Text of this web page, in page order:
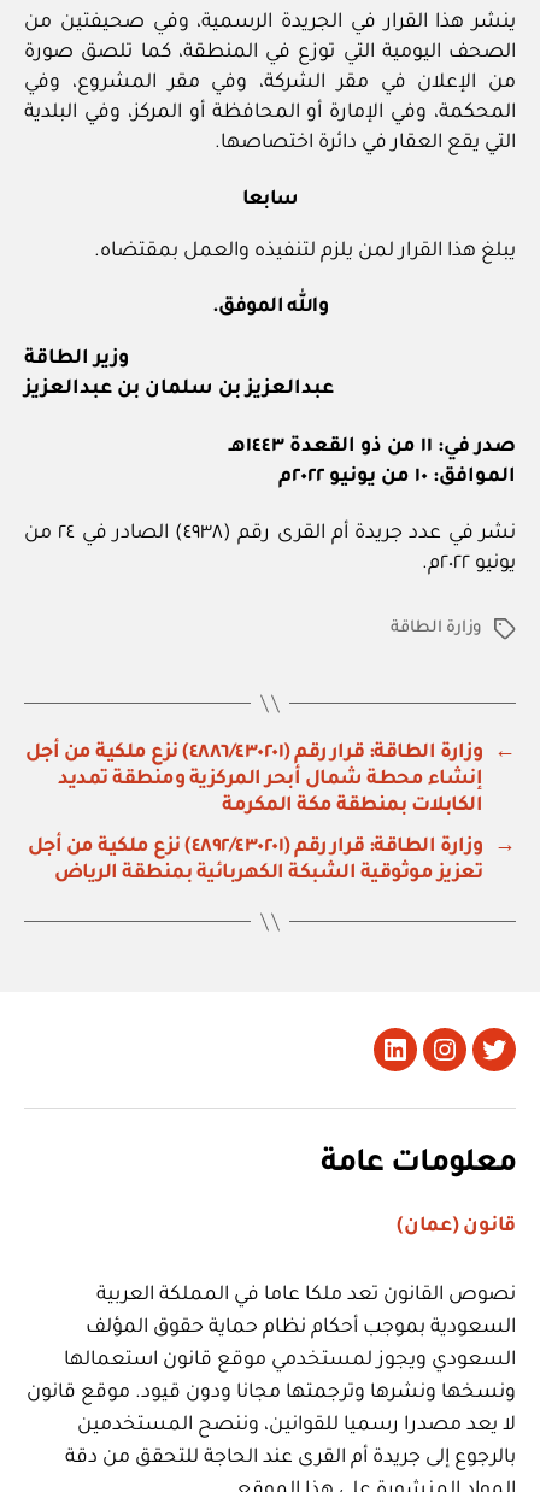
ينشر هذا القرار في الجريدة الرسمية، وفي صحيفتين من
الصحف اليومية التي توزع في المنطقة، كما تلصق صورة
من الإعلان في مقر الشركة، وفي مقر المشروع، وفي
المحكمة، وفي الإمارة أو المحافظة أو المركز، وفي البلدية
التي يقع العقار في دائرة اختصاصها.
سابعا
يبلغ هذا القرار لمن يلزم لتنفيذه والعمل بمقتضاه.
والله الموفق.
وزير الطاقة
عبدالعزيز بن سلمان بن عبدالعزيز
صدر في: ١١ من ذو القعدة ١٤٤٣هـ
الموافق: ١٠ من يونيو ٢٠٢٢م
نشر في عدد جريدة أم القرى رقم (٤٩٣٨) الصادر في ٢٤ من
يونيو ٢٠٢٢م.
الوسوموزارة الطاقة
←
وزارة الطاقة: قرار رقم (٤٨٨٦/٤٣٠٢٠١) نزع ملكية من أجل
إنشاء محطة شمال أبحر المركزية ومنطقة تمديد
الكابلات بمنطقة مكة المكرمة
→
وزارة الطاقة: قرار رقم (٤٨٩٢/٤٣٠٢٠١) نزع ملكية من أجل
تعزيز موثوقية الشبكة الكهربائية بمنطقة الرياض
تويتر Instagram
LinkedIn
معلومات عامة
قانون (عمان)
نصوص القانون تعد ملكا عاما في المملكة العربية
السعودية بموجب أحكام نظام حماية حقوق المؤلف
السعودي ويجوز لمستخدمي موقع قانون استعمالها
ونسخها ونشرها وترجمتها مجانا ودون قيود. موقع قانون
لا يعد مصدرا رسميا للقوانين، وننصح المستخدمين
بالرجوع إلى جريدة أم القرى عند الحاجة للتحقق من دقة